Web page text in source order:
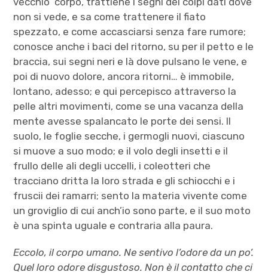
non si vede, e sa come trattenere il fiato
spezzato, e come accasciarsi senza fare rumore;
conosce anche i baci del ritorno, su per il petto e le
braccia, sui segni neri e là dove pulsano le vene, e
poi di nuovo dolore, ancora ritorni… è immobile,
lontano, adesso; e qui percepisco attraverso la
pelle altri movimenti, come se una vacanza della
mente avesse spalancato le porte dei sensi. Il
suolo, le foglie secche, i germogli nuovi, ciascuno
si muove a suo modo; e il volo degli insetti e il
frullo delle ali degli uccelli, i coleotteri che
tracciano dritta la loro strada e gli schiocchi e i
fruscii dei ramarri; sento la materia vivente come
un groviglio di cui anch’io sono parte, e il suo moto
è una spinta uguale e contraria alla paura.
Eccolo, il corpo umano. Ne sentivo l’odore da un po’.
Quel loro odore disgustoso. Non è il contatto che ci